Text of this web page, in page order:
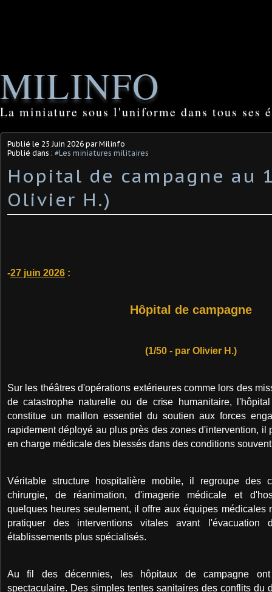
MILINFO
La miniature sous l'uniforme dans tous ses
Publié le 25 Juin 2026 par Milinfo
Publié dans : #Les miniatures militaires
Hopital de campagne au
Olivier H.)
-27 juin 2026 :
Hôpital de campagne
(1/50 - par Olivier H.)
Sur les théâtres d'opérations extérieures comme lors des
de catastrophe naturelle ou de crise humanitaire,
constitue un maillon essentiel du soutien aux forces
rapidement déployé au plus près des zones d'intervention, il
en charge médicale des blessés dans des conditions
Véritable structure hospitalière mobile, il regroupe des
chirurgie, de réanimation, d'imagerie médicale et
quelques heures seulement, il offre aux équipes médicales
pratiquer des interventions vitales avant l'évacuation
établissements plus spécialisés.
Au fil des décennies, les hôpitaux de campagne
spectaculaire. Des simples tentes sanitaires des conflits du